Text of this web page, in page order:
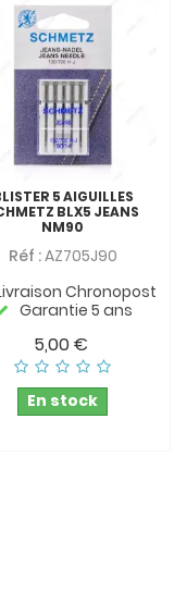
5 AIGUILLES
BLX5 JEANS
NM90
Réf :AZ705J90
Chronopost
Garantie 5 ans
5,00 €
En stock